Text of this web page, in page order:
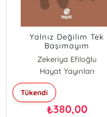
Yalnız Değilim Tek
Başımayım
Zekeriya Efiloğlu
Hayat Yayınları
Tükendi
₺380,00